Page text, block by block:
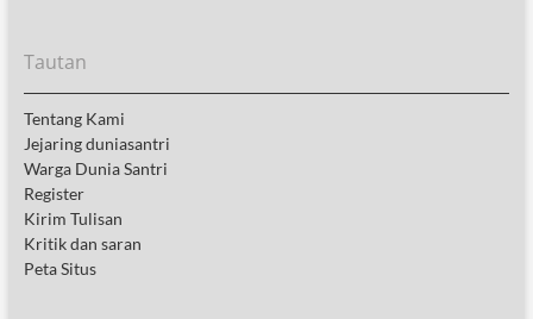
Tautan
Tentang Kami
Jejaring duniasantri
Warga Dunia Santri
Register
Kirim Tulisan
Kritik dan saran
Peta Situs